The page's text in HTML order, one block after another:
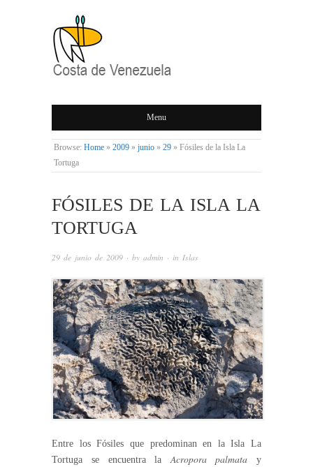
COSTA DE
VENEZUELA
Menu
Browse: Home » 2009 » junio » 29 » Fósiles de la Isla La
Tortuga
FÓSILES DE LA ISLA LA
TORTUGA
29 de junio de 2009 · by admin · in Islas
Entre los Fósiles que predominan en la Isla La
Tortuga se encuentra laAcropora palmata y